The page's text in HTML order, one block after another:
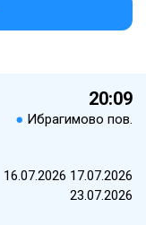
20:09
● Ибрагимово пов.
16.07.2026 17.07.2026
23.07.2026